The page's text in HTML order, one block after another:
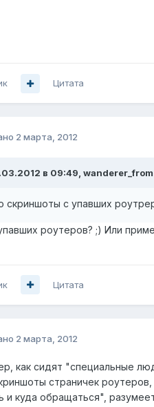
Цитата
2 марта, 2012
в 09:49, wanderer_from
скриншоты с упавших
роутеров? ;) Или
Цитата
2 марта, 2012
как сидят "специальные
страничек
и куда обращаться",